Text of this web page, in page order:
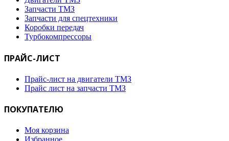
Запчасти ТМЗ
Запчасти для спецтехники
Коробки передач
Турбокомпрессоры
ПРАЙС-ЛИСТ
Прайс-лист на двигатели ТМЗ
Прайс лист на запчасти ТМЗ
ПОКУПАТЕЛЮ
Моя корзина